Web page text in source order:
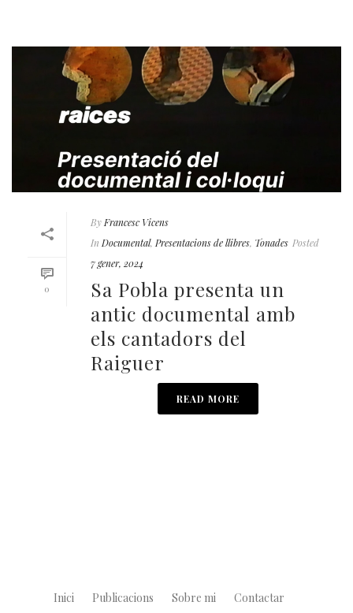
0
By Francesc Vicens
In Documental, Presentacions de llibres, Tonades Posted
7 gener, 2024
Sa Pobla presenta un
antic documental amb
els cantadors del
Raiguer
READ MORE
Inici Publicacions Sobre mi Contactar